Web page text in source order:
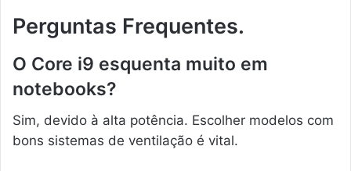
Perguntas Frequentes.
O Core i9 esquenta muito em
notebooks?
Sim, devido à alta potência. Escolher modelos com
bons sistemas de ventilação é vital.